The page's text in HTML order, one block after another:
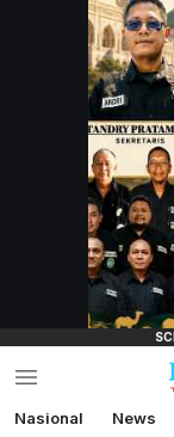
Nasional News